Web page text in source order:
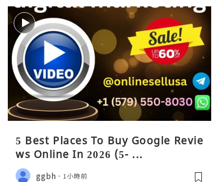
5 Best Places To Buy Google Revie
ws Online In 2026 (5- ...
ggbh 1小時前